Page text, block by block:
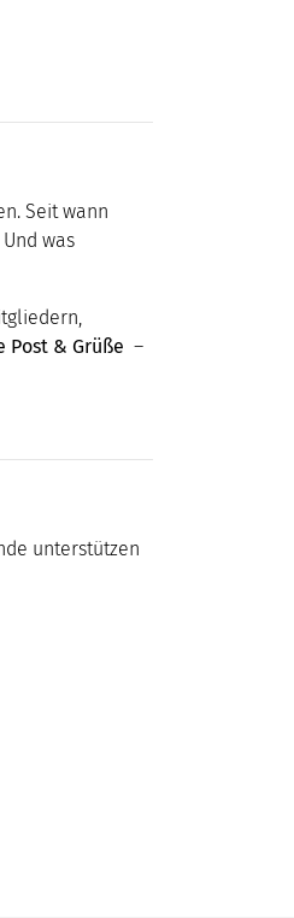
Seit wann
was
Post & Grüße –
unterstützen